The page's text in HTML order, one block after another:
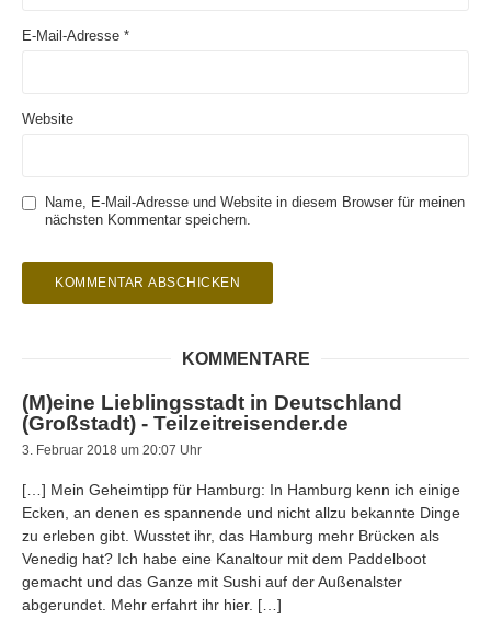
E-Mail-Adresse *
Website
Name, E-Mail-Adresse und Website in diesem Browser für meinen
nächsten Kommentar speichern.
KOMMENTARE
(M)eine Lieblingsstadt in Deutschland
(Großstadt) - Teilzeitreisender.de
3. Februar 2018 um 20:07 Uhr
[…] Mein Geheimtipp für Hamburg: In Hamburg kenn ich einige
Ecken, an denen es spannende und nicht allzu bekannte Dinge
zu erleben gibt. Wusstet ihr, das Hamburg mehr Brücken als
Venedig hat? Ich habe eine Kanaltour mit dem Paddelboot
gemacht und das Ganze mit Sushi auf der Außenalster
abgerundet. Mehr erfahrt ihr hier. […]